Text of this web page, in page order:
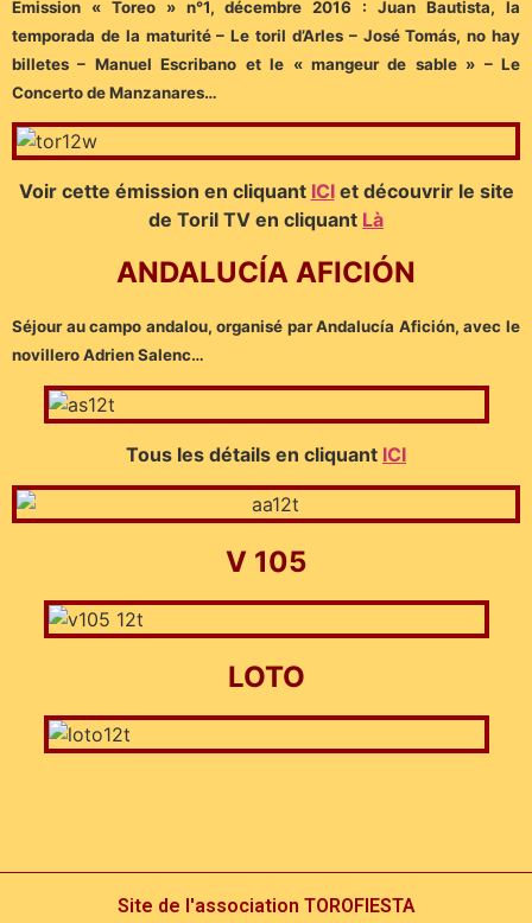
Emission « Toreo » n°1, décembre 2016 : Juan Bautista, la
temporada de la maturité – Le toril d’Arles – José Tomás, no hay
billetes – Manuel Escribano et le « mangeur de sable » – Le
Concerto de Manzanares…
Voir cette émission en cliquant ICIet découvrir le site
de Toril TV en cliquant Là
ANDALUCÍA AFICIÓN
Séjour au campo andalou, organisé par Andalucía Afición, avec le
novillero Adrien Salenc…
Tous les détails en cliquant ICI
V 105
LOTO
Site de l'association TOROFIESTA